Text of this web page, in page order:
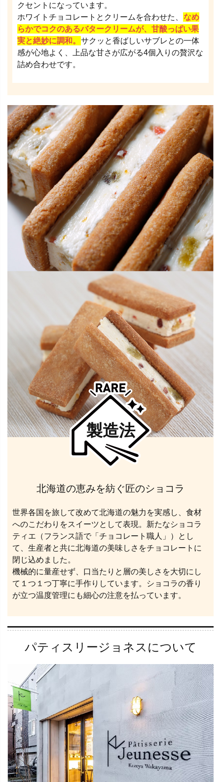
クセントになっています。
ホワイトチョコレートとクリームを合わせた、 なめ
らかでコクのあるバタークリームが、甘酸っぱい果
実と絶妙に調和。 サクッと香ばしいサブレとの一体
感が心地よく、上品な甘さが広がる4個入りの贅沢な
詰め合わせです。
製造法
北海道の恵みを紡ぐ匠のショコラ
世界各国を旅して改めて北海道の魅力を実感し、食材
へのこだわりをスイーツとして表現。新たなショコラ
ティエ（フランス語で「チョコレート職人」）とし
て、生産者と共に北海道の美味しさをチョコレートに
閉じ込めました。
機械的に量産せず、口当たりと層の美しさを大切にし
て１つ１つ丁寧に手作りしています。ショコラの香り
が立つ温度管理にも細心の注意を払っています。
パティスリージョネスについて